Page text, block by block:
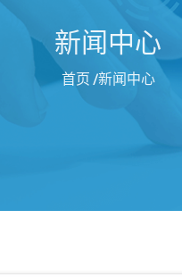
新闻中心
首页 /新闻中心